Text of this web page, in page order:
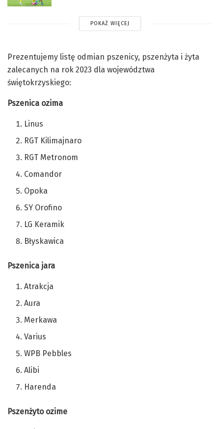
POKAŻ WIĘCEJ
Prezentujemy listę odmian pszenicy, pszenżyta i żyta
zalecanych na rok 2023 dla województwa
świętokrzyskiego:
Pszenica ozima
Linus
RGT Kilimajnaro
RGT Metronom
Comandor
Opoka
SY Orofino
LG Keramik
Błyskawica
Pszenica jara
Atrakcja
Aura
Merkawa
Varius
WPB Pebbles
Alibi
Harenda
Pszenżyto ozime